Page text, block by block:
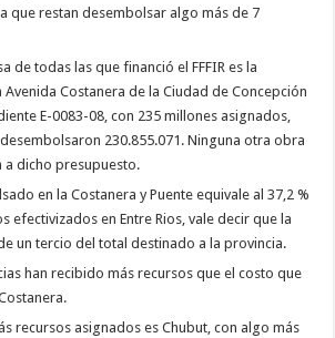
que restan desembolsar algo más de 7
de todas las que financió el FFFIR es la
Avenida Costanera de la Ciudad de Concepción
E-0083-08, con 235 millones asignados,
230.855.071. Ninguna otra obra
a dicho presupuesto.
en la Costanera y Puente equivale al 37,2 %
efectivizados en Entre Rios, vale decir que la
un tercio del total destinado a la provincia.
han recibido más recursos que el costo que
recursos asignados es Chubut, con algo más